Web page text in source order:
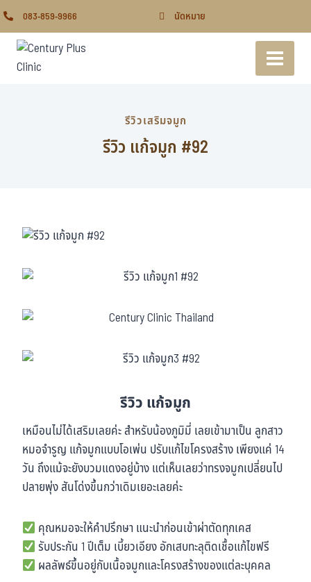
083-859-9966 นัดหมาย
รีวิวเสริมจมูก
รีวิว แก้จมูก #92
รีวิว แก้จมูก
เหมือนไม่ได้เสริมเลยค่ะ สำหรับน้องภูมิมี่ เลยเข้ามาเป็น ลูกสาว
หมอจำรูญ แก้จมูกแบบโอเพ่น ปรับแก้ไขโครงสร้าง เพียงแค่ 14
วัน ถึงแม้จะยังบวมแดงอยู่บ้าง แต่เห็นเลยว่าทรงจมูกเปลี่ยนไป
ปลายพุ่ง สันโด่งขึ้นกว่าเดิมเยอะเลยค่ะ
คุณหมอจะให้คำปรึกษา แนะนำก่อนเข้าผ่าตัดทุกเคส
รับประกัน 1 ปีเต็ม เบี้ยวเอียง อักเสบทะลุติดเชื้อแก้ไขฟรี
ผลลัพธ์ขึ้นอยู่กับเนื้อจมูกและโครงสร้างของแต่ละบุคคล